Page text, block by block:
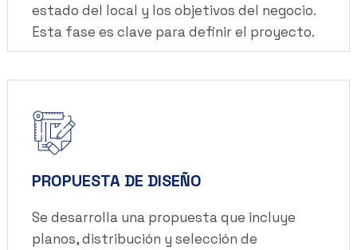
estado del local y los objetivos del negocio.
Esta fase es clave para definir el proyecto.
PROPUESTA DE DISEÑO
Se desarrolla una propuesta que incluye
planos, distribución y selección de